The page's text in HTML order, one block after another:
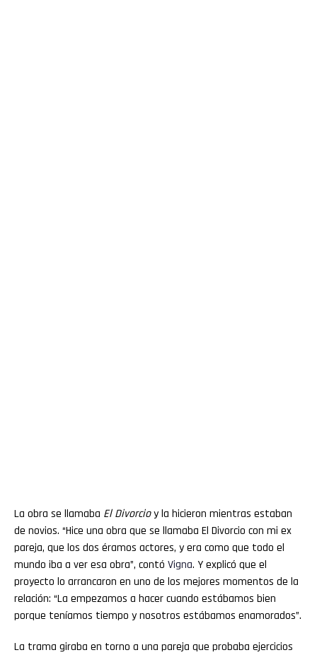
La obra se llamaba El Divorcioy la hicieron mientras estaban
de novios. “Hice una obra que se llamaba El Divorcio con mi ex
pareja, que los dos éramos actores, y era como que todo el
mundo iba a ver esa obra”, contó Vigna. Y explicó que el
proyecto lo arrancaron en uno de los mejores momentos de la
relación: “La empezamos a hacer cuando estábamos bien
porque teníamos tiempo y nosotros estábamos enamorados”.
La trama giraba en torno a una pareja que probaba ejercicios